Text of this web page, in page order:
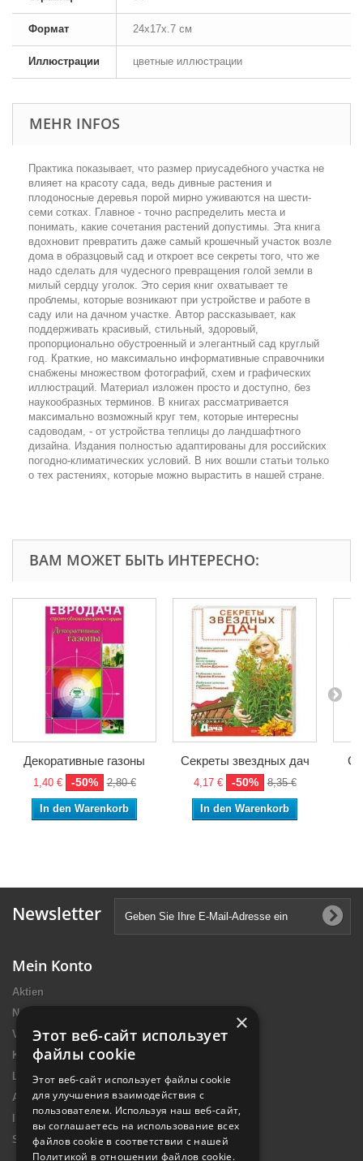
Формат 24x17x.7 см
Иллюстрации цветные иллюстрации
MEHR INFOS
Практика показывает, что размер приусадебного участка не
влияет на красоту сада, ведь дивные растения и
плодоносные деревья порой мирно уживаются на шести-
семи сотках. Главное - точно распределить места и
понимать, какие сочетания растений допустимы. Эта книга
вдохновит превратить даже самый крошечный участок возле
дома в образцовый сад и откроет все секреты того, что же
надо сделать для чудесного превращения голой земли в
милый сердцу уголок. Это серия книг охватывает те
проблемы, которые возникают при устройстве и работе в
саду или на дачном участке. Автор рассказывает, как
поддерживать красивый, стильный, здоровый,
пропорционально обустроенный и элегантный сад круглый
год. Краткие, но максимально информативные справочники
снабжены множеством фотографий, схем и графических
иллюстраций. Материал изложен просто и доступно, без
наукообразных терминов. В книгах рассматривается
максимально возможный круг тем, которые интересны
садоводам, - от устройства теплицы до ландшафтного
дизайна. Издания полностью адаптированы для российских
погодно-климатических условий. В них вошли статьи только
о тех растениях, которые можно вырастить в нашей стране.
ВАМ МОЖЕТ БЫТЬ ИНТЕРЕСНО:
Декоративные газоны
1,40 € -50% 2,80 €
In den Warenkorb
Секреты звездных дач
4,17 € -50% 8,35 €
In den Warenkorb
Newsletter
Mein Konto
Aktien
Neue Artikel
Verkaufshits
Kontakt
Lieferung
Allgemeine Nutzungsbedingungen
Impressum Introtek
Sitemap
×
Этот веб-сайт использует
файлы cookie
Этот веб-сайт использует файлы cookie
для улучшения взаимодействия с
пользователем. Используя наш веб-сайт,
вы соглашаетесь на использование всех
файлов cookie в соответствии с нашей
Политикой в ​​отношении файлов cookie.